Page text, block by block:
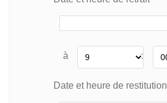
à :
Date et heure de restitution